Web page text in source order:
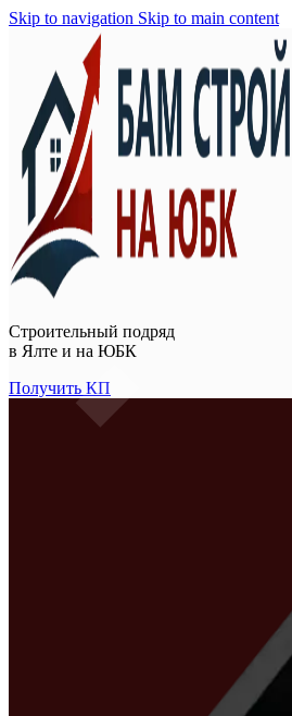
Skip to navigation Skip to main content
Строительный подряд
в Ялте и на ЮБК
Получить КП